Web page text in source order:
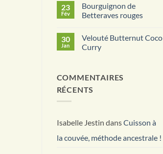
photos
et
gagnez
sur
Vent
d’Ouest
:
Une
Bouffée
un
Habitat
Durable
23
Fév
Bourguignon de
Betteraves rouges
sur
Bourguignon
de
30
Jan
Velouté Butternut Coco
Curry
Velouté
Butternut
Coco
Curry
COMMENTAIRES
RÉCENTS
Isabelle Jestin dansCuisson à
la couvée, méthode ancestrale !